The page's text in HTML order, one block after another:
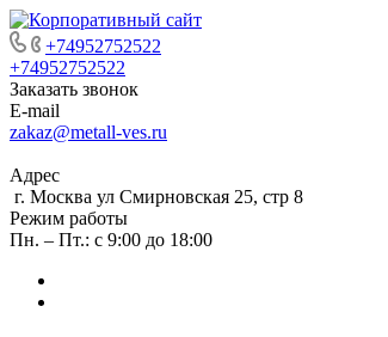
+74952752522
+74952752522
Заказать звонок
E-mail
zakaz@metall-ves.ru
Адрес
г. Москва ул Смирновская 25, стр 8
Режим работы
Пн. – Пт.: с 9:00 до 18:00